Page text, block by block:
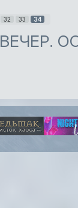
32 33 34
ВЕЧЕР.